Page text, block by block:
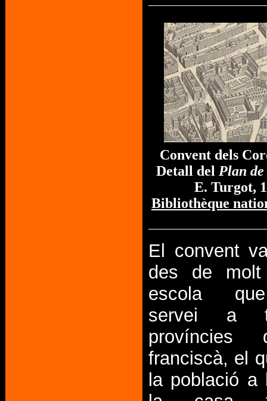
Convent dels
Detall del Plan
E. Turgot,
Bibliothèque
El convent
des de
escola
servei a
províncies
franciscà, el
la població a